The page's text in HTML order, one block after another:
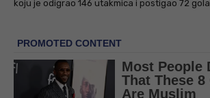
koju je odigrao 146 utakmica i postigao 72 gola.